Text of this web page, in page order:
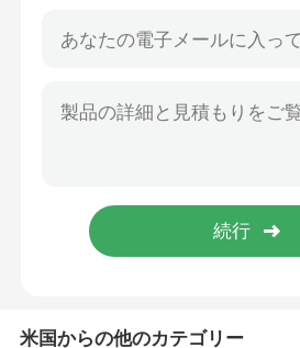
Nvidia ネットワーク スイッチ
NVIDIAネットワークカード
NVIDIA 光トランシーバー
極度な無線接点
米国からの他のカテゴリー